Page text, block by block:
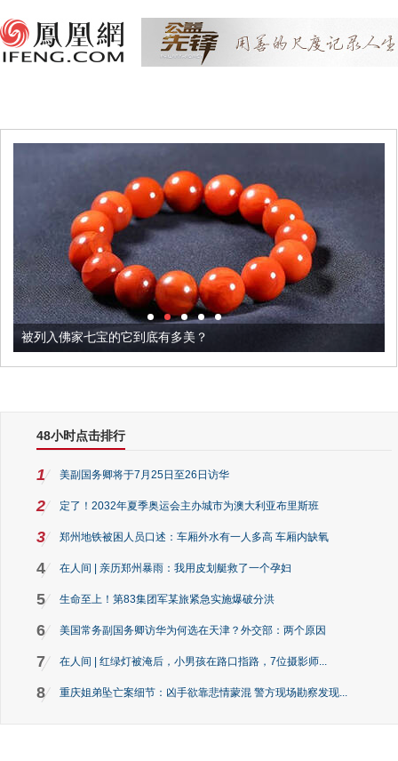
被列入佛家七宝的它到底有多美？
48小时点击排行
1 美副国务卿将于7月25日至26日访华
2 定了！2032年夏季奥运会主办城市为澳大利亚布里斯班
3 郑州地铁被困人员口述：车厢外水有一人多高 车厢内缺氧
4 在人间 | 亲历郑州暴雨：我用皮划艇救了一个孕妇
5 生命至上！第83集团军某旅紧急实施爆破分洪
6 美国常务副国务卿访华为何选在天津？外交部：两个原因
7 在人间 | 红绿灯被淹后，小男孩在路口指路，7位摄影师...
8 重庆姐弟坠亡案细节：凶手欲靠悲情蒙混 警方现场勘察发现...